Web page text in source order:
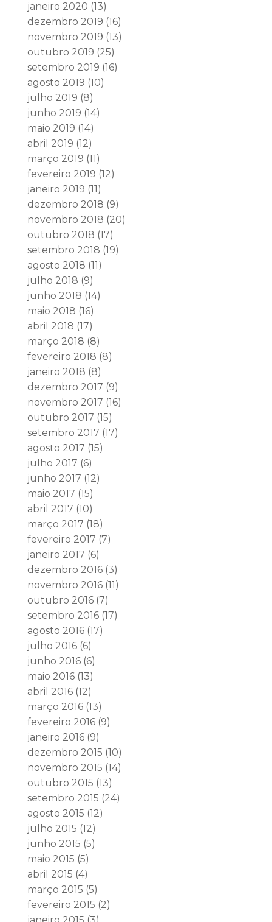
janeiro 2020 (13)
dezembro 2019 (16)
novembro 2019 (13)
outubro 2019 (25)
setembro 2019 (16)
agosto 2019 (10)
julho 2019 (8)
junho 2019 (14)
maio 2019 (14)
abril 2019 (12)
março 2019 (11)
fevereiro 2019 (12)
janeiro 2019 (11)
dezembro 2018 (9)
novembro 2018 (20)
outubro 2018 (17)
setembro 2018 (19)
agosto 2018 (11)
julho 2018 (9)
junho 2018 (14)
maio 2018 (16)
abril 2018 (17)
março 2018 (8)
fevereiro 2018 (8)
janeiro 2018 (8)
dezembro 2017 (9)
novembro 2017 (16)
outubro 2017 (15)
setembro 2017 (17)
agosto 2017 (15)
julho 2017 (6)
junho 2017 (12)
maio 2017 (15)
abril 2017 (10)
março 2017 (18)
fevereiro 2017 (7)
janeiro 2017 (6)
dezembro 2016(3)
novembro 2016(11)
outubro 2016(7)
setembro 2016(17)
agosto 2016(17)
julho 2016(6)
junho 2016(6)
maio 2016(13)
abril 2016(12)
março 2016(13)
fevereiro 2016(9)
janeiro 2016(9)
dezembro 2015 (10)
novembro 2015 (14)
outubro 2015 (13)
setembro 2015 (24)
agosto 2015 (12)
julho 2015 (12)
junho 2015 (5)
maio 2015 (5)
abril 2015 (4)
março 2015 (5)
fevereiro 2015 (2)